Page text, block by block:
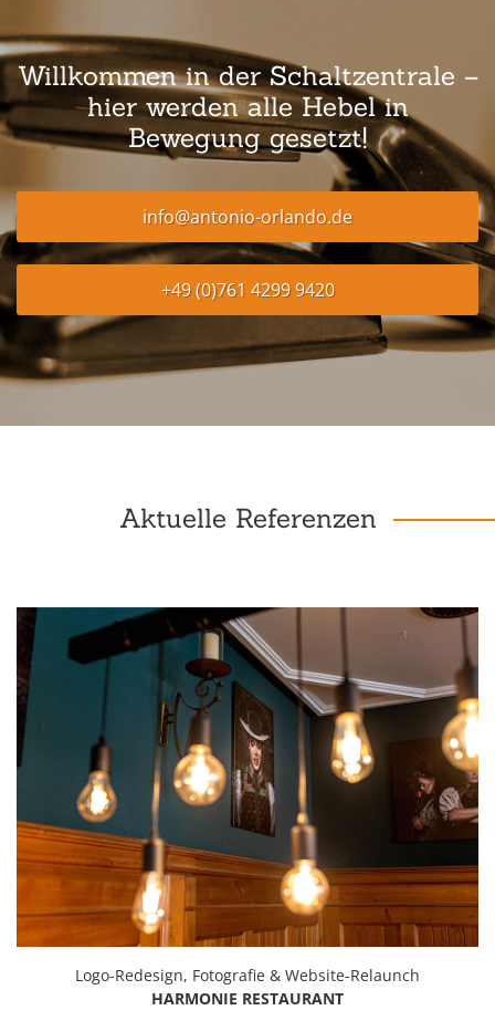
Willkommen in der Schaltzentrale –
hier werden alle Hebel in
Bewegung gesetzt!
info@antonio-orlando.de
+49 (0)761 4299 9420
Aktuelle Referenzen
Logo-Redesign, Fotografie & Website-Relaunch
HARMONIE RESTAURANT